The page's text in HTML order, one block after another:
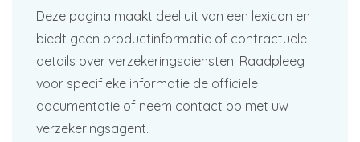
Deze pagina maakt deel uit van een lexicon en
biedt geen productinformatie of contractuele
details over verzekeringsdiensten. Raadpleeg
voor specifieke informatie de officiële
documentatie of neem contact op met uw
verzekeringsagent.